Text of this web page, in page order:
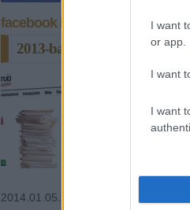
I want
or app.
I want
I want
facebook komment
2013-ban a Kimittud nagyon
Az Átlátszó
szervek,
2014.01.05. 09:59 |